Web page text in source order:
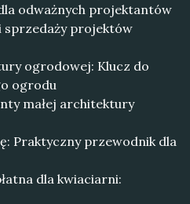
odważnych projektantów
sprzedaży projektów
ogrodowej: Klucz do
ogrodu
małej architektury
Praktyczny przewodnik dla
dla kwiaciarni: